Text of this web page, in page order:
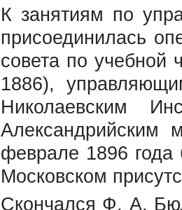
К занятиям по
присоединилась
совета по учебной
1886),
Николаевским
Александрийским
феврале 1896 года
Московском
Скончался Ф. А.